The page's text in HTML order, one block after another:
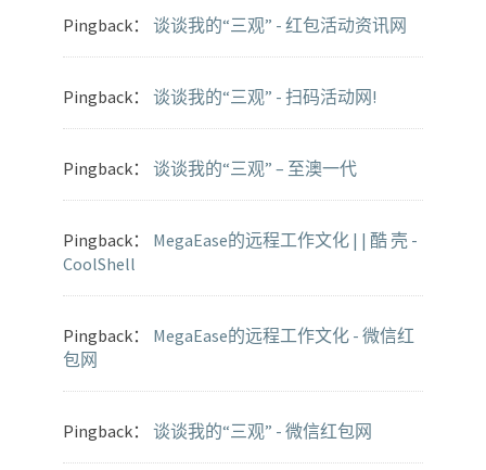
Pingback： 谈谈我的“三观” - 红包活动资讯网
Pingback： 谈谈我的“三观” - 扫码活动网!
Pingback： 谈谈我的“三观” – 至澳一代
Pingback： MegaEase的远程工作文化 | | 酷 壳 -
CoolShell
Pingback： MegaEase的远程工作文化 - 微信红
包网
Pingback： 谈谈我的“三观” - 微信红包网